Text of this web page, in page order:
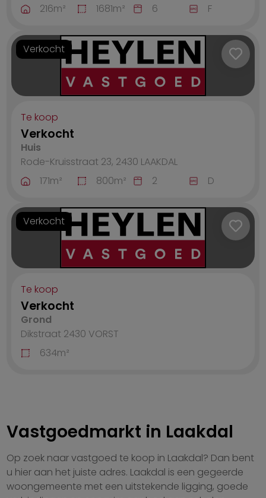
216m² 1681m² 6 F
Verkocht
Te koop
Verkocht
Huis
Rode-Kruisstraat 23, 2430 LAAKDAL
171m² 800m² 2 D
Verkocht
Te koop
Verkocht
Grond
Dikstraat 2430 VORST
634m²
Vastgoedmarkt in Laakdal
Op zoek naar vastgoed te koop in Laakdal? Dan bent
u hier aan het juiste adres. Laakdal is een gegeerde
woongemeente met een uitstekende ligging, goede